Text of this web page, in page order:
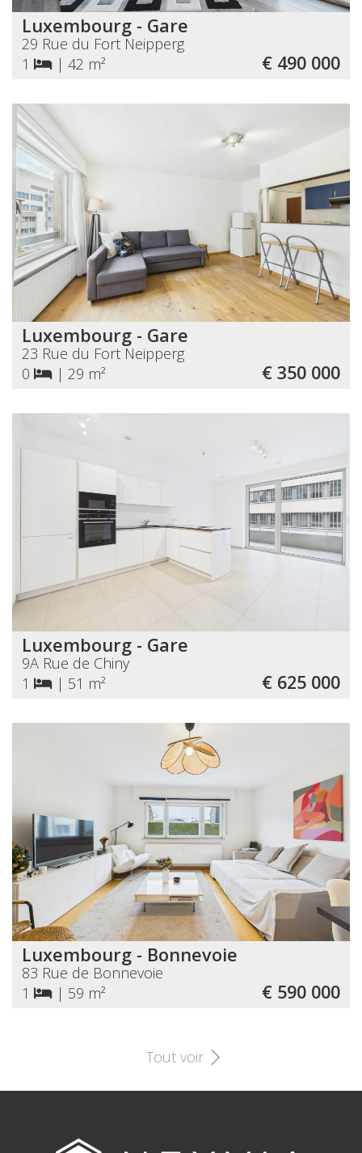
Luxembourg - Gare
29 Rue du Fort Neipperg
1
| 42 m² € 490 000
Luxembourg - Gare
23 Rue du Fort Neipperg
0
| 29 m² € 350 000
Luxembourg - Gare
9A Rue de Chiny
1
| 51 m² € 625 000
Luxembourg - Bonnevoie
83 Rue de Bonnevoie
1
| 59 m² € 590 000
Tout voir